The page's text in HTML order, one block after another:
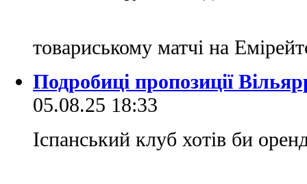
товариському матчі на
Подробиці пропозиції
05.08.25 18:33
Іспанський клуб хотів би